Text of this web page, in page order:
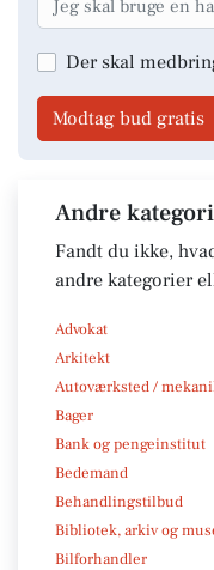
Der skal
Modtag bud gratis
Andre
Fandt du ikke,
andre kategorier
Advokat
Arkitekt
Autoværksted /
Bager
Bank og pengeinstitut
Bedemand
Behandlingstilbud
Bibliotek, arkiv og
Bilforhandler